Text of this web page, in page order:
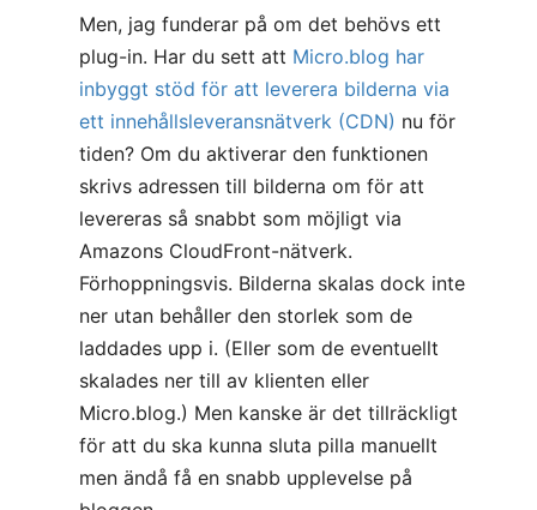
Men, jag funderar på om det behövs ett
plug-in. Har du sett att Micro.blog har
inbyggt stöd för att leverera bilderna via
ett innehållsleveransnätverk (CDN) nu för
tiden? Om du aktiverar den funktionen
skrivs adressen till bilderna om för att
levereras så snabbt som möjligt via
Amazons CloudFront-nätverk.
Förhoppningsvis. Bilderna skalas dock inte
ner utan behåller den storlek som de
laddades upp i. (Eller som de eventuellt
skalades ner till av klienten eller
Micro.blog.) Men kanske är det tillräckligt
för att du ska kunna sluta pilla manuellt
men ändå få en snabb upplevelse på